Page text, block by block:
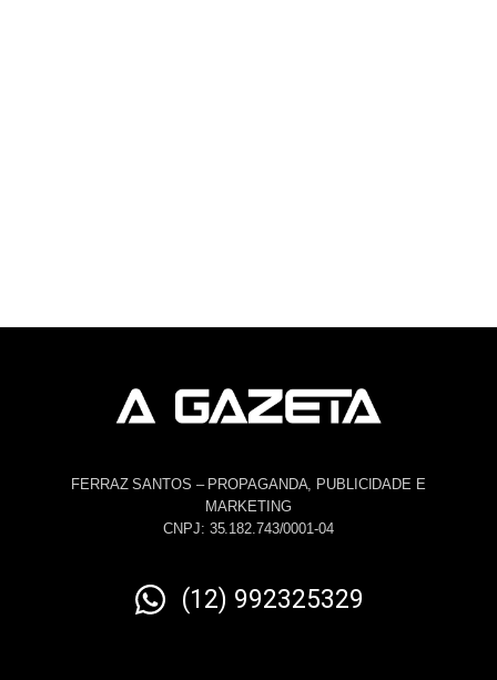
FERRAZ SANTOS – PROPAGANDA, PUBLICIDADE E
MARKETING
CNPJ: 35.182.743/0001-04
(12) 992325329